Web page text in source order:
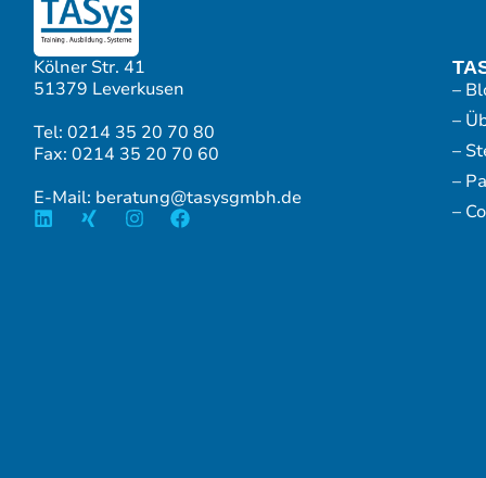
Kölner Str. 41
51379 Leverkusen
Tel: 0214 35 20 70 80
Fax: 0214 35 20 70 60
E-Mail: beratung@tasysgmbh.de
–
–
–
–
–